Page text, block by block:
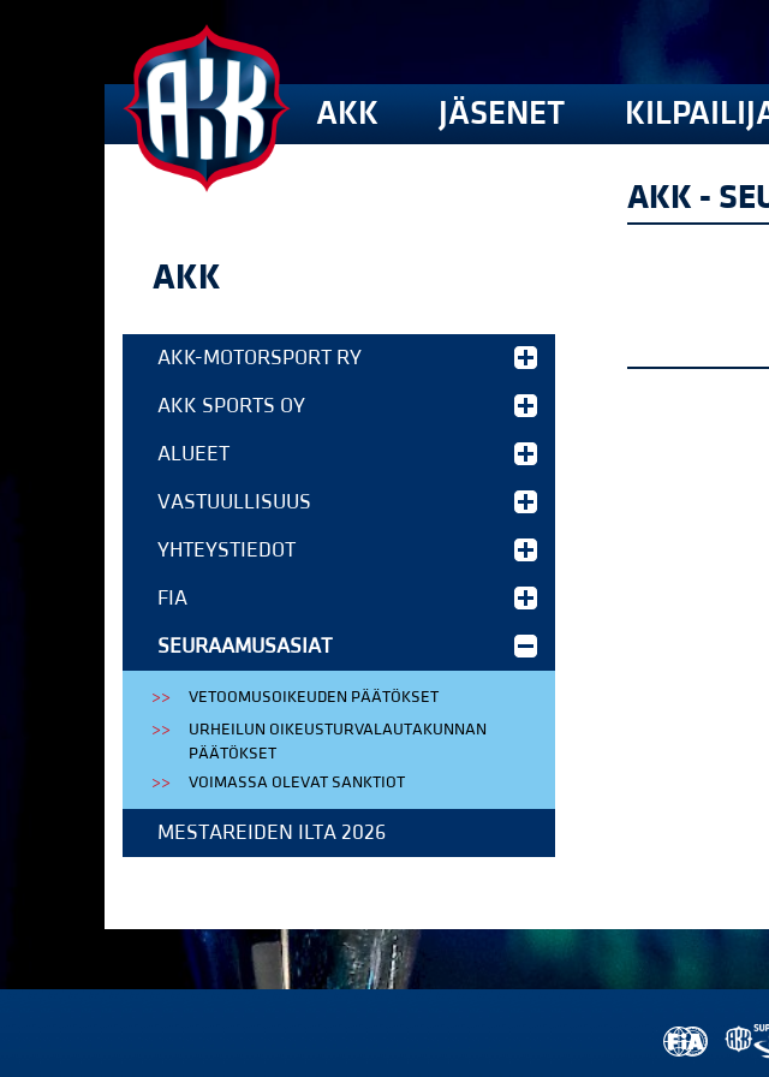
AKK JÄSENET
AKK
AKK-MOTORSPORT RY
AKK SPORTS OY
ALUEET
VASTUULLISUUS
YHTEYSTIEDOT
FIA
SEURAAMUSASIAT
VETOOMUSOIKEUDEN PÄÄTÖKSET
URHEILUN OIKEUSTURVALAUTAKUNNAN
PÄÄTÖKSET
VOIMASSA OLEVAT SANKTIOT
MESTAREIDEN ILTA 2026
AKK -